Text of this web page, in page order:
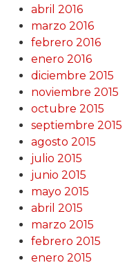
abril 2016
marzo 2016
febrero 2016
enero 2016
diciembre 2015
noviembre 2015
octubre 2015
septiembre 2015
agosto 2015
julio 2015
junio 2015
mayo 2015
abril 2015
marzo 2015
febrero 2015
enero 2015